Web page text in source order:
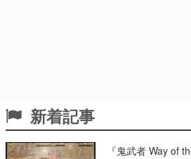
新着記事
『鬼武者 Way of